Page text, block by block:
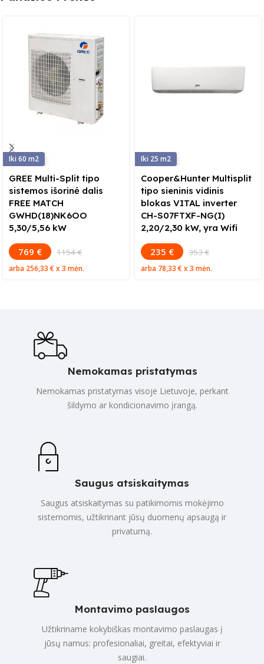
60
GREE Multi-Split tipo
sistemos išorinė dalis
FREE MATCH
GWHD(18)NK6OO
5,30/5,56 kW
769 € 1154 €
arba 256,33 €x 3 mėn.
25
Cooper&Hunter Multisplit
tipo sieninis vidinis
blokas VITAL inverter
CH-S07FTXF-NG(I)
2,20/2,30 kW, yra Wifi
235 € 353 €
arba 78,33 €x 3 mėn.
Nemokamas pristatymas
Nemokamas pristatymas visoje Lietuvoje, perkant
šildymo ar kondicionavimo įrangą.
Saugus atsiskaitymas
Saugus atsiskaitymas su patikimomis mokėjimo
sistemomis, užtikrinant jūsų duomenų apsaugą ir
privatumą.
Montavimo paslaugos
Užtikriname kokybiškas montavimo paslaugas į
jūsų namus: profesionaliai, greitai, efektyviai ir
saugiai.